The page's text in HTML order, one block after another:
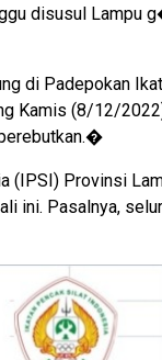
disusul Lampu
di Padepokan
Kamis (8/12/
(IPSI) Provinsi
ini. Pasalnya,